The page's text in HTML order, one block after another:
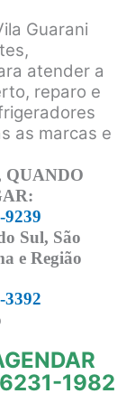
Guarani
atender a
reparo e
as marcas e
QUANDO
9239
Sul, São
e Região
3392
1982